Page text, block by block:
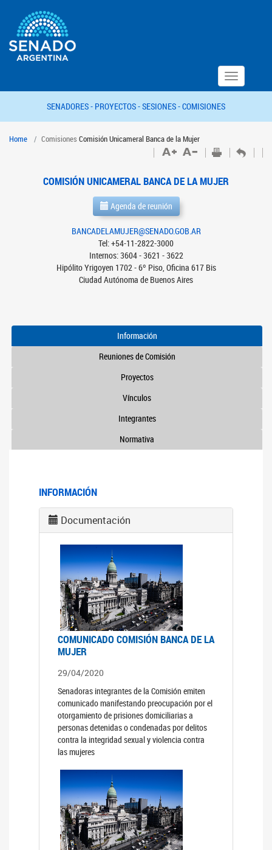
Toggle
navigation
SENADORES - PROYECTOS -SESIONES -COMISIONES
Home Comisiones Comisión Unicameral Banca de la Mujer
COMISIÓN UNICAMERAL BANCA DE LA MUJER
Agenda de reunión
BANCADELAMUJER@SENADO.GOB.AR
Tel: +54-11-2822-3000
Internos: 3604 - 3621 - 3622
Hipólito Yrigoyen 1702 - 6º Piso, Oficina 617 Bis
Ciudad Autónoma de Buenos Aires
Información
Reuniones de Comisión
Proyectos
Vínculos
Integrantes
Normativa
INFORMACIÓN
Documentación
COMUNICADO COMISIÓN BANCA DE LA
MUJER
29/04/2020
Senadoras integrantes de la Comisión emiten
comunicado manifestando preocupación por el
otorgamiento de prisiones domiciliarias a
personas detenidas o condenadas por delitos
contra la integridad sexual y violencia contra
las mujeres